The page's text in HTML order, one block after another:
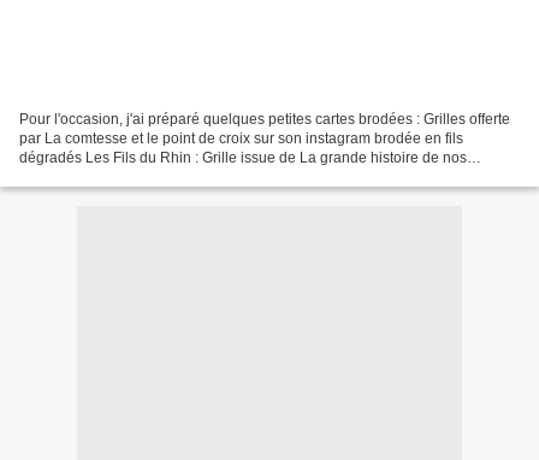
Pour l'occasion, j'ai préparé quelques petites cartes brodées : Grilles offerte
par La comtesse et le point de croix sur son instagram brodée en fils
dégradés Les Fils du Rhin : Grille issue de La grande histoire de nos